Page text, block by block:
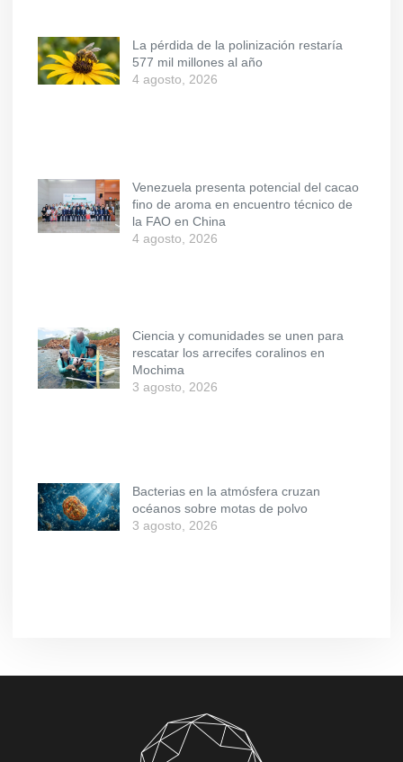
La pérdida de la polinización restaría
577 mil millones al año
4 agosto, 2026
Venezuela presenta potencial del cacao
fino de aroma en encuentro técnico de
la FAO en China
4 agosto, 2026
Ciencia y comunidades se unen para
rescatar los arrecifes coralinos en
Mochima
3 agosto, 2026
Bacterias en la atmósfera cruzan
océanos sobre motas de polvo
3 agosto, 2026